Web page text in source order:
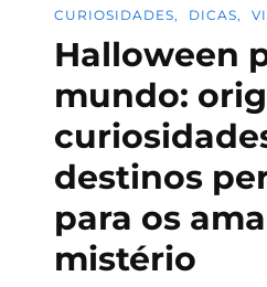
CURIOSIDADES DICAS
Halloween
mundo:
destinos
para os
mistério